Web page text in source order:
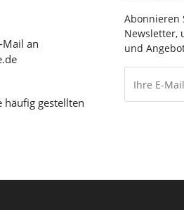
Mail an
häufig gestellten
Abonnieren
Newsletter,
und